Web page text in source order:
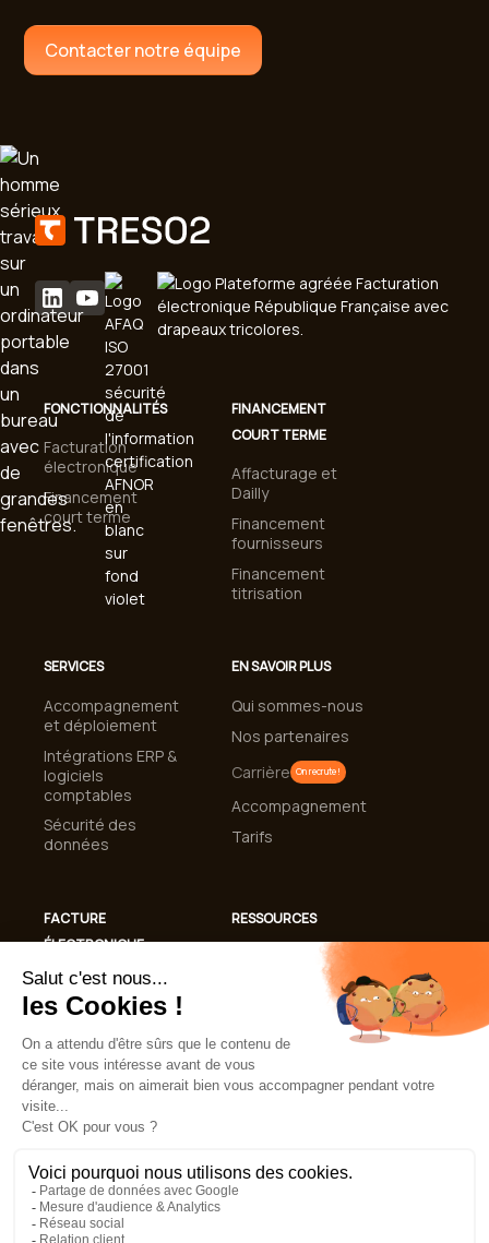
Contacter notre équipe
FONCTIONNALITÉS
Facturation
électronique
Financement
court terme
SERVICES
Accompagnement
et déploiement
Intégrations ERP &
logiciels
comptables
Sécurité des
données
FACTURE
ÉLECTRONIQUE
Conformité
Facturation
Automatisation de
la gestion des
factures
FINANCEMENT
COURT TERME
Affacturage et
Dailly
Financement
fournisseurs
Financement
titrisation
EN SAVOIR PLUS
Qui sommes-nous
Nos partenaires
Carrière On recrute !
Accompagnement
Tarifs
RESSOURCES
Guides et livres
blancs
Lexique
Mentions légalesCGUPolitique de confidentialité
Politique de cookies